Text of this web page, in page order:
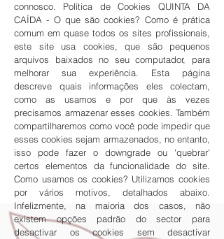
connosco. Política de Cookies QUINTA DA
CAÍDA - O que são cookies? Como é prática
comum em quase todos os sites profissionais,
este site usa cookies, que são pequenos
arquivos baixados no seu computador, para
melhorar sua experiência. Esta página
descreve quais informações eles colectam,
como as usamos e por que às vezes
precisamos armazenar esses cookies. Também
compartilharemos como você pode impedir que
esses cookies sejam armazenados, no entanto,
isso pode fazer o downgrade ou 'quebrar'
certos elementos da funcionalidade do site.
Como usamos os cookies? Utilizamos cookies
por vários motivos, detalhados abaixo.
Infelizmente, na maioria dos casos, não
existem opções padrão do sector para
desactivar os cookies sem desactivar